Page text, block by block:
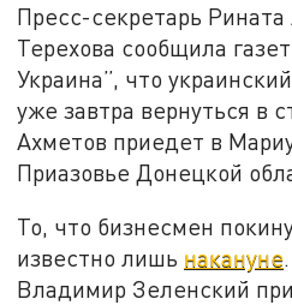
Пресс-секретарь
Терехова сообщила
Украина”, что
уже завтра вернуться в
Ахметов приедет в
Приазовье Донецкой
То, что бизнесмен
известно лишь накануне
Владимир Зеленский